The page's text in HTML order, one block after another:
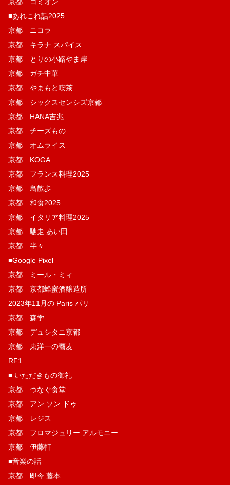
■あれこれ話2025
京都 ニコラ
京都 キラナ スパイス
京都 とりの小路やま岸
京都 ガチ中華
京都 やまもと喫茶
京都 シックスセンシズ京都
京都 HANA吉兆
京都 チーズもの
京都 オムライス
京都 KOGA
京都 フランス料理2025
京都 鳥散歩
京都 和食2025
京都 イタリア料理2025
京都 馳走 あい田
京都 半々
■Google Pixel
京都 ミール・ミィ
京都 京都蜂蜜酒醸造所
2023年11月の Paris パリ
京都 森学
京都 デュシタニ京都
京都 東洋一の蕎麦
RF1
■ いただきもの御礼
京都 つなぐ食堂
京都 アン ソン ドゥ
京都 レジス
京都 フロマジュリー アルモニー
京都 伊藤軒
■音楽の話
京都 即今 藤本